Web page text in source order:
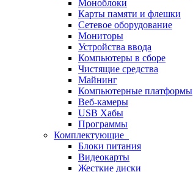
Моноблоки
Карты памяти и флешки
Сетевое оборудование
Мониторы
Устройства ввода
Компьютеры в сборе
Чистящие средства
Майнинг
Компьютерные платформы
Веб-камеры
USB Хабы
Программы
Комплектующие
Блоки питания
Видеокарты
Жесткие диски